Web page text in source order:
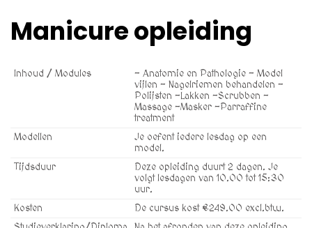
Manicure opleiding
Inhoud / Modules
- Anatomie en Pathologie - Model
vijlen - Nagelriemen behandelen -
Polijsten -Lakken -Scrubben -
Massage -Masker -Parraffine
treatment
Modellen
Je oefent iedere lesdag op een
model.
Tijdsduur
Deze opleiding duurt 2 dagen. Je
volgt lesdagen van 10.00 tot 15:30
uur.
Kosten
De cursus kost €249.00 excl.btw.